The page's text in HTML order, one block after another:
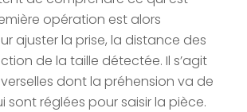
opération est alors
ajuster la prise, la distance des
de la taille détectée. Il s’agit
dont la préhension va de
sont réglées pour saisir la pièce.